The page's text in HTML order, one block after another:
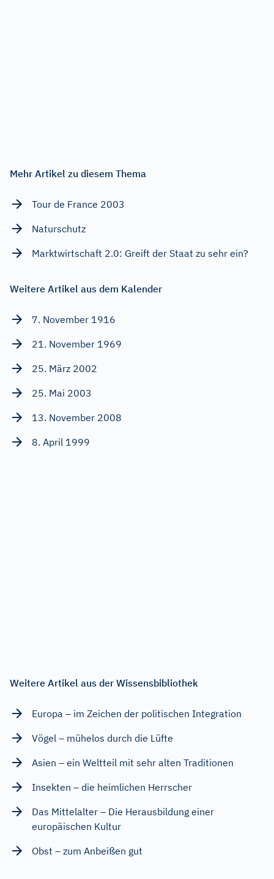
Mehr Artikel zu diesem Thema
Tour de France 2003
Naturschutz
Marktwirtschaft 2.0: Greift der Staat zu sehr ein?
Weitere Artikel aus dem Kalender
7. November 1916
21. November 1969
25. März 2002
25. Mai 2003
13. November 2008
8. April 1999
Weitere Artikel aus der Wissensbibliothek
Europa – im Zeichen der politischen Integration
Vögel – mühelos durch die Lüfte
Asien – ein Weltteil mit sehr alten Traditionen
Insekten – die heimlichen Herrscher
Das Mittelalter – Die Herausbildung einer
europäischen Kultur
Obst – zum Anbeißen gut